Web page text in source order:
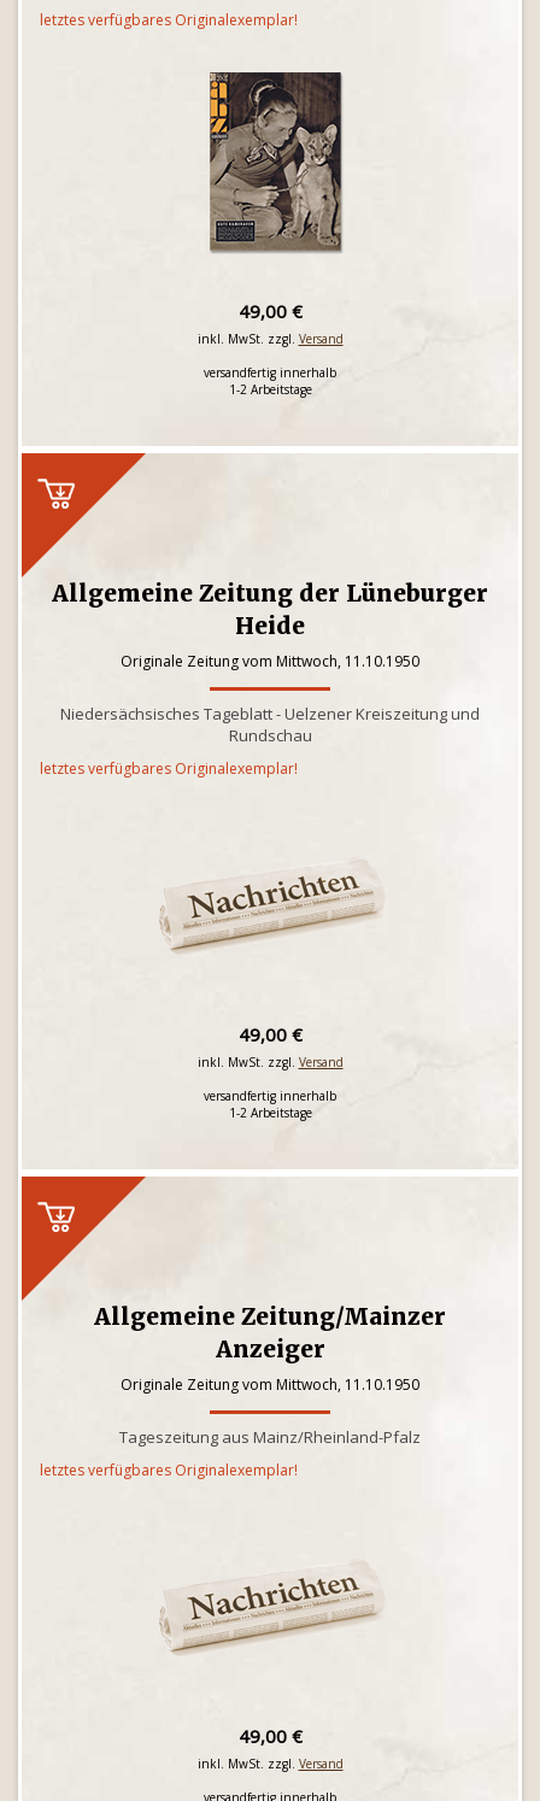
letztes verfügbares Originalexemplar!
49,00 €
inkl. MwSt. zzgl. Versand
versandfertig innerhalb
1-2 Arbeitstage
Allgemeine Zeitung der Lüneburger
Heide
Originale Zeitung vom Mittwoch, 11.10.1950
Niedersächsisches Tageblatt - Uelzener Kreiszeitung und
Rundschau
letztes verfügbares Originalexemplar!
49,00 €
inkl. MwSt. zzgl. Versand
versandfertig innerhalb
1-2 Arbeitstage
Allgemeine Zeitung/Mainzer
Anzeiger
Originale Zeitung vom Mittwoch, 11.10.1950
Tageszeitung aus Mainz/Rheinland-Pfalz
letztes verfügbares Originalexemplar!
49,00 €
inkl. MwSt. zzgl. Versand
versandfertig innerhalb